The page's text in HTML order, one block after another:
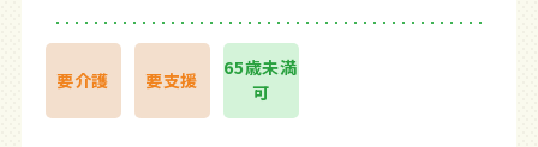
要介護 要支援
65歳未満
可